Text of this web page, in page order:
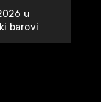
u
barovi